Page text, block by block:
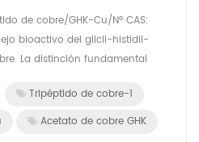
de cobre/GHK-Cu/Nº CAS:
bioactivo del glicil-histidil-
La distinción fundamental
Tripéptido de cobre-1
Acetato de cobre GHK